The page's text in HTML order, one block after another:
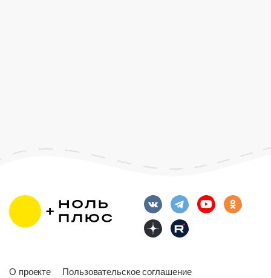
О проекте Пользовательское соглашение